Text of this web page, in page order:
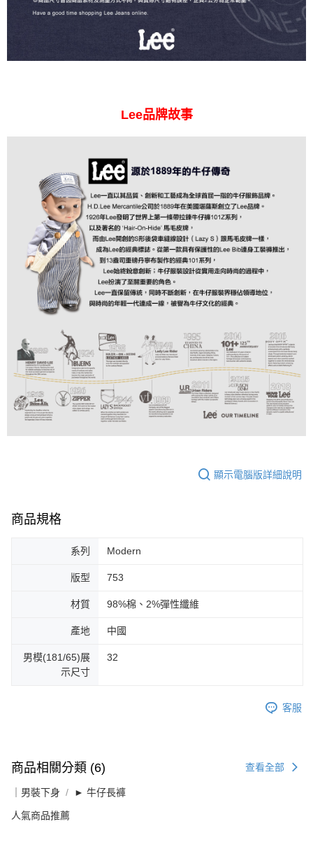
Lee品牌故事
顯示電腦版詳細說明
商品規格
系列 Modern
版型 753
材質 98%棉、2%彈性纖維
產地 中國
男模(181/65)展
示尺寸
32
客服
商品相關分類 (6) 查看全部
｜男裝下身 ► 牛仔長褲
人氣商品推薦